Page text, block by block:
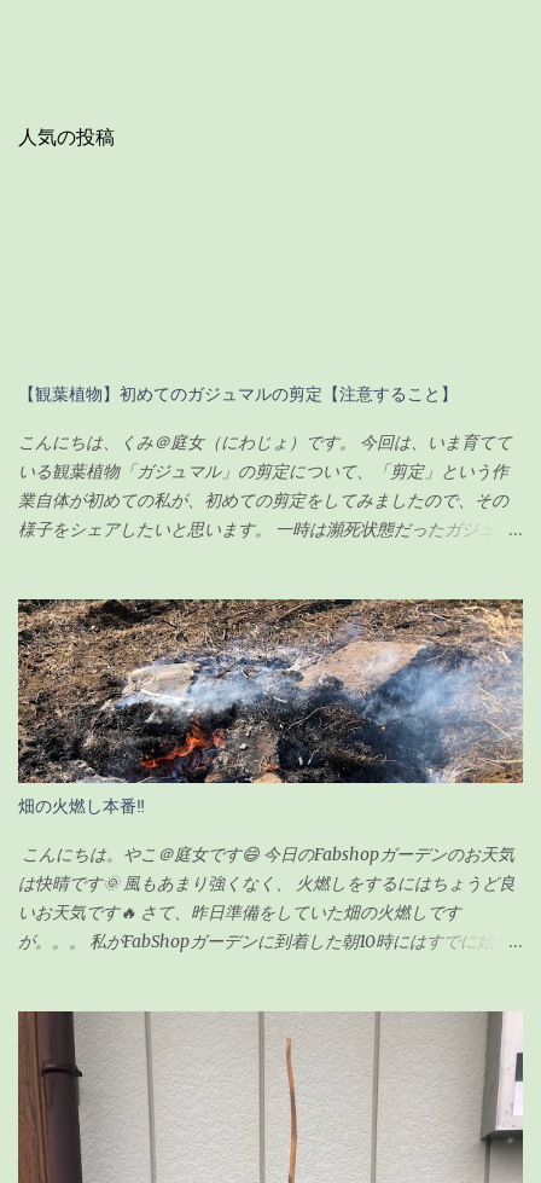
人気の投稿
【観葉植物】初めてのガジュマルの剪定【注意すること】
こんにちは、くみ＠庭女（にわじょ）です。 今回は、いま育てて
いる観葉植物「ガジュマル」の剪定について、「剪定」という作
業自体が初めての私が、初めての剪定をしてみましたので、その
様子をシェアしたいと思います。 一時は瀕死状態だったガジュマ
いました。 現在の様子がこちらです↓（2020年6月23日） ちなみ
に前回の記事の時（復活後）は、これくらいでした↓（2020年5月
17日） 見事に背が伸びて、葉っぱの数も増えました。 さすがに、
背が伸び過ぎてきたので「剪定」をすることにしました。 剪定を
するにあたり、ちょっと調べてみました。 ガジュマルの剪定のポ
イント 時期は5〜6月が良い 全体的に想定サイズよりも小さく剪定
する 切ったところは「癒合剤（ゆごうざい）」をつける 剪定後は
水分の蒸発量が減るので水やりは控えめにする ざっとこんな感じ
でした。 ガジュマルの剪定の時期 ガジュマルの剪定は種類が2つ
あるようです。 「 切り戻し 」 と言って、必要ない枝を切って形を
整えるものと、 「 丸坊主 」 と言って、枝を全部切り落として幹だ
けの状態にするものとがあり、今回のウチのガジュマルの場合
5〜6月が適している ようです。 6月って・・今じゃん！！って事
で、ちょうど良いタイミングでした。 ちなみに「丸坊主」の場合
は、回復するのに時間がかかるので、5月くらいにした方が良いみ
たいです。 癒合剤って何？必要なの？ 初めて聞く言葉だったので
調べてみました。 雑菌を防ぐ為の保護剤のようなもの 切り口から
水分や養分が流れないようにする為のもの 人間でいう「かさぶ
畑の火燃し本番‼
こんにちは。やこ＠庭女です😄 今日のFabshopガーデンのお天気
は快晴です🌞 風もあまり強くなく、 火燃しをするにはちょうど良
いお天気です🔥 さて、昨日準備をしていた畑の火燃しです
が。。。 私がFabShopガーデンに到着した朝10時にはすでに始ま
す🙏 昨日集めた雑草や木の枝などはほとんど灰になっていました❗
私もまだ集めきれていなかった雑草をかき集めてきて、 火燃しに
参加しましたよ👍 お昼頃にはほとんどのものを燃やし終わり、 後
は自然に火が消えるのを待つだけです。 炎は見えませんが、 まだ
中のほうは火がくすぶっている状態です🔥 この後はたまに灰を広
げながら自然に鎮火するのを、 土お越しをしながら待ちます✋ 灰